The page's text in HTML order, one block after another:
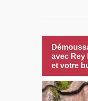
avec Rey
et votre